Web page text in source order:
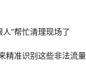
”帮忙清理现场了
精准识别这些非法流量